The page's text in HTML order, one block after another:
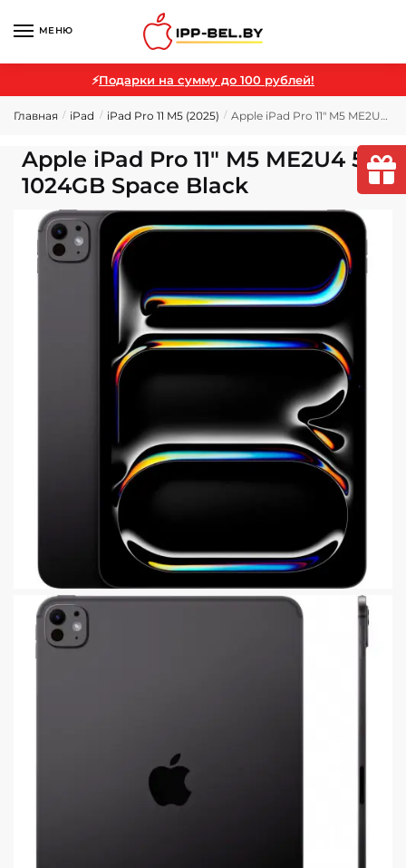
МЕНЮ
⚡Подарки на сумму до 100 рублей!
Главная / iPad / iPad Pro 11 M5 (2025) / Apple iPad Pro 11″ M5 ME2U4 5G 1024GB Space Black
Apple iPad Pro 11″ M5 ME2U4 5G
1024GB Space Black